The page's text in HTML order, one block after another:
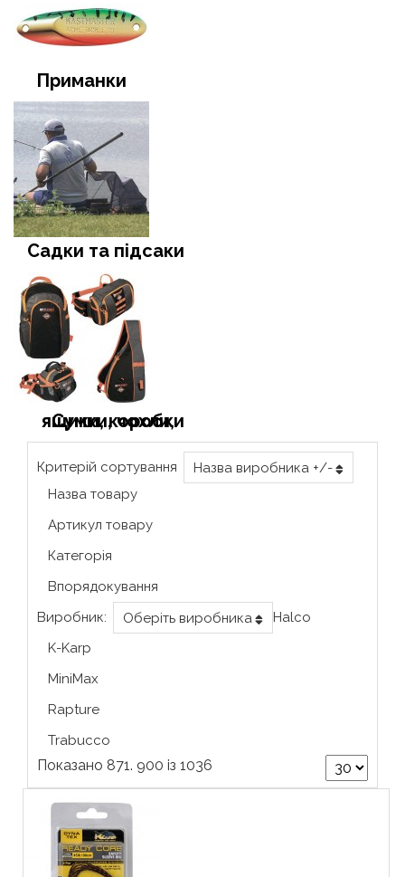
Приманки
Садки та підсаки
Сумки, чохли, ящики, коробки
Критерій сортування
Назва виробника +/-
Назва товару
Артикул товару
Категорія
Впорядокування
Виробник:
Оберіть виробника
Halco
K-Karp
MiniMax
Rapture
Trabucco
Показано 871. 900 із 1036